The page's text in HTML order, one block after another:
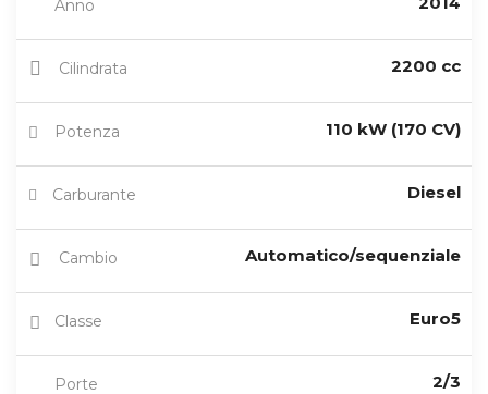
Anno
Cilindrata 2200 cc
Potenza 110 kW (170 CV)
Carburante Diesel
Cambio Automatico/sequenziale
Classe Euro5
Porte 2/3